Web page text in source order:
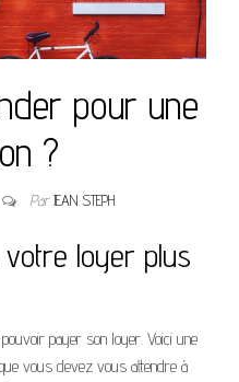
pour une
?
ParJEAN STEPH
loyer plus
payer son loyer. Voici une
vous devez vous attendre à